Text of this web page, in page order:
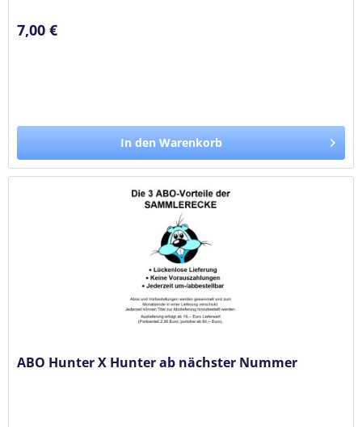
7,00 €
In den Warenkorb
ABO Hunter X Hunter ab nächster Nummer